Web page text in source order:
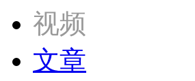
视频
文章